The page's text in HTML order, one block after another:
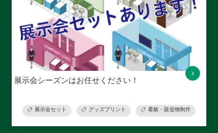
展示会シーズンはお任せください！
展示会セット グッズプリント 看板・販促物制作